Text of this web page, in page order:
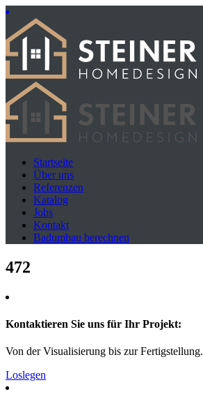
Startseite
Über uns
Referenzen
Katalog
Jobs
Kontakt
Badumbau berechnen
472
Kontaktieren Sie uns für Ihr Projekt:
Von der Visualisierung bis zur Fertigstellung.
Loslegen